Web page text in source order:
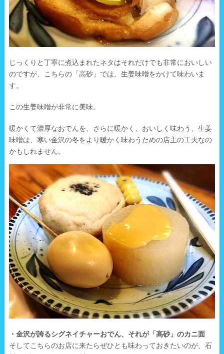
じっくりと丁寧に煮込まれたネタはそれだけでも非常においしい
のですが、こちらの「高砂」では、生姜味噌をかけて味わいま
す。
この生姜味噌が非常に美味。
暖かくて濃厚なおでんを、さらに暖かく、おいしく味わう、生姜
味噌は、寒い金沢の冬をより暖かく味わうための店主の工夫なの
かもしれません。
・金沢が誇るシグネイチャーおでん、それが「高砂」のカニ面
そしてこちらのお店に来たらぜひとも味わっておきたいのが、石